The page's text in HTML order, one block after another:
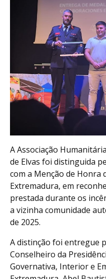
A Associação
de Elvas foi distinguida
com a Menção de Honra
Extremadura, em
prestada durante os
a vizinha comunidade
de 2025.
A distinção foi entregue
Conselheiro da
Governativa, Interior e